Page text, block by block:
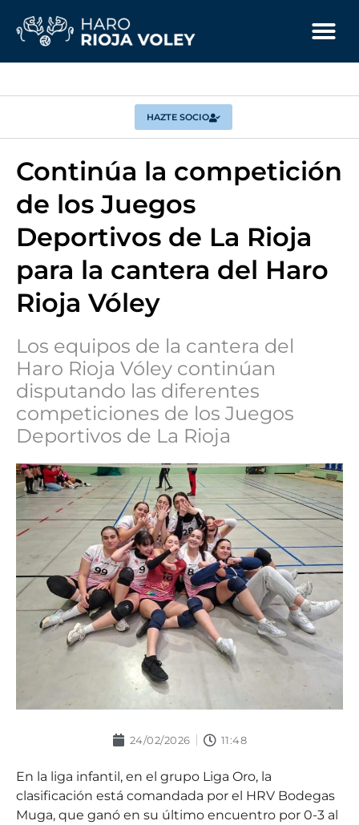
HAZTE SOCIO
Continúa la competición
de los Juegos
Deportivos de La Rioja
para la cantera del Haro
Rioja Vóley
Los equipos de la cantera del
Haro Rioja Vóley continúan
disputando las diferentes
competiciones de los Juegos
Deportivos de La Rioja
24/02/2026 11:48
En la liga infantil, en el grupo Liga Oro, la
clasificación está comandada por el HRV Bodegas
Muga, que ganó en su último encuentro por 0-3 al